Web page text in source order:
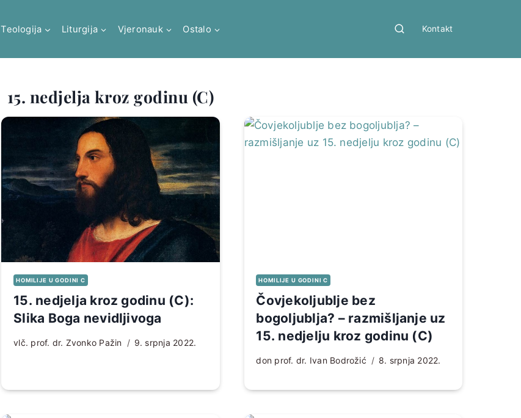
Teologija Liturgija Vjeronauk Ostalo Kontakt
15. nedjelja kroz godinu (C)
HOMILIJE U GODINI C
15. nedjelja kroz godinu (C):
Slika Boga nevidljivoga
vlč. prof. dr. Zvonko Pažin 9. srpnja 2022.
HOMILIJE U GODINI C
Čovjekoljublje bez
bogoljublja? – razmišljanje uz
15. nedjelju kroz godinu (C)
don prof. dr. Ivan Bodrožić 8. srpnja 2022.